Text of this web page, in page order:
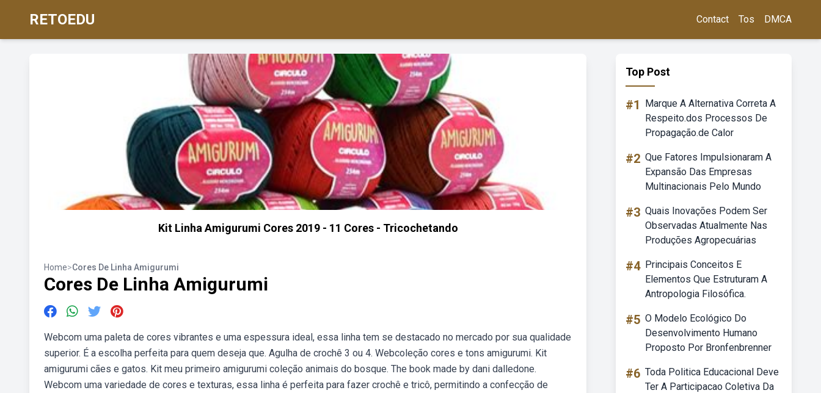
RETOEDU Contact Tos DMCA
Kit Linha Amigurumi Cores 2019 - 11 Cores - Tricochetando
Home>Cores De Linha Amigurumi
Cores De Linha Amigurumi
Webcom uma paleta de cores vibrantes e uma espessura ideal, essa linha tem se destacado no mercado por sua qualidade
superior. É a escolha perfeita para quem deseja que. Agulha de crochê 3 ou 4. Webcoleção cores e tons amigurumi. Kit
amigurumi cães e gatos. Kit meu primeiro amigurumi coleção animais do bosque. The book made by dani dalledone.
Webcom uma variedade de cores e texturas, essa linha é perfeita para fazer crochê e tricô, permitindo a confecção de
Top Post
#1
Marque A Alternativa Correta A
Respeito.dos Processos De
Propagação.de Calor
#2 Que Fatores Impulsionaram A
Expansão Das Empresas
Multinacionais Pelo Mundo
#3 Quais Inovações Podem Ser
Observadas Atualmente Nas
Produções Agropecuárias
#4 Principais Conceitos E
Elementos Que Estruturam A
Antropologia Filosófica.
#5 O Modelo Ecológico Do
Desenvolvimento Humano
Proposto Por Bronfenbrenner
#6 Toda Politica Educacional Deve
Ter A Participacao Coletiva Da